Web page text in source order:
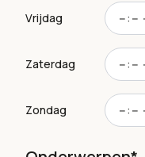
Vrijdag
Zaterdag
Zondag